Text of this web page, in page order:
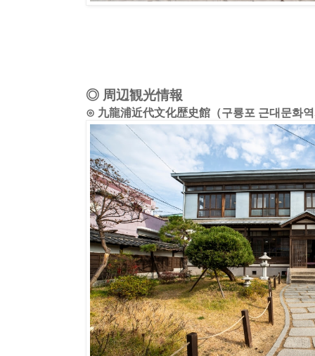
◎ 周辺観光情報
⊙ 九龍浦近代文化歴史館（구룡포 근대문화